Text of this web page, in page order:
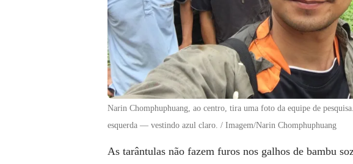
Narin Chomphuphuang, ao centro, tira uma foto da equipe de
esquerda — vestindo azul claro. / Imagem/Narin Chomphuphuang
As tarântulas não fazem furos nos galhos de bambu